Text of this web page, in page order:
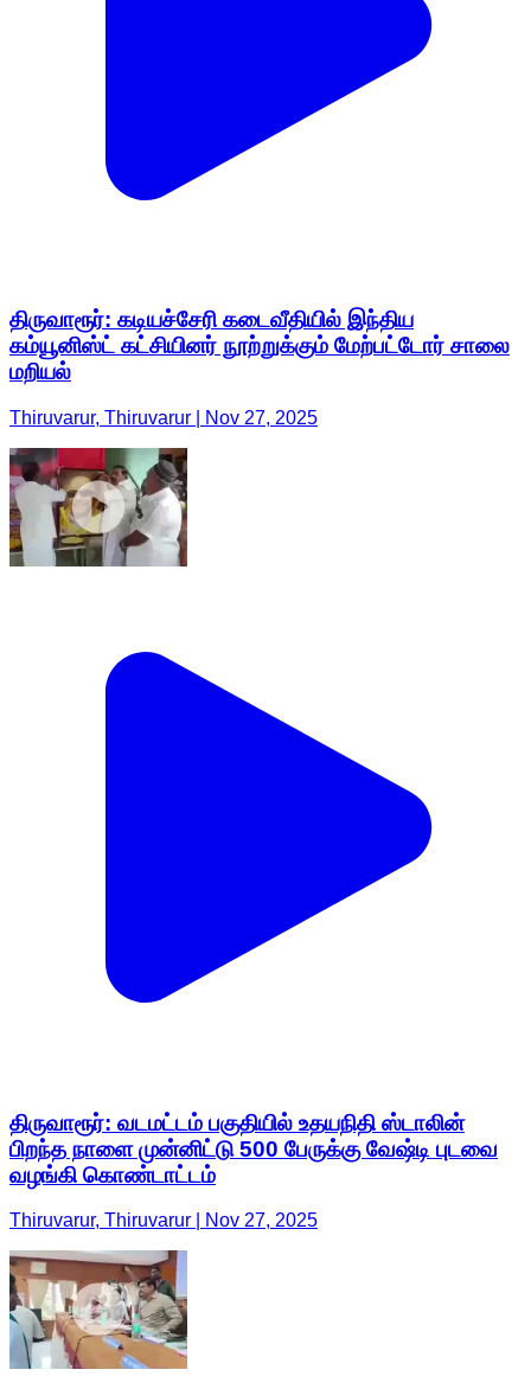
திருவாரூர்: கடியச்சேரி கடைவீதியில் இந்திய
கம்யூனிஸ்ட் கட்சியினர் நூற்றுக்கும் மேற்பட்டோர் சாலை
மறியல்
Thiruvarur, Thiruvarur | Nov 27, 2025
திருவாரூர்: வடமட்டம் பகுதியில் உதயநிதி ஸ்டாலின்
பிறந்த நாளை முன்னிட்டு 500 பேருக்கு வேஷ்டி புடவை
வழங்கி கொண்டாட்டம்
Thiruvarur, Thiruvarur | Nov 27, 2025